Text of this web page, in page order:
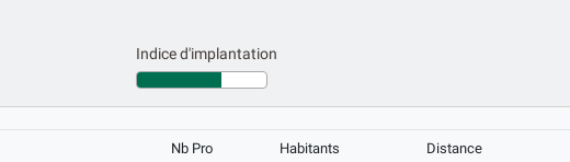
Indice d'implantation
Nb Pro Habitants Distance